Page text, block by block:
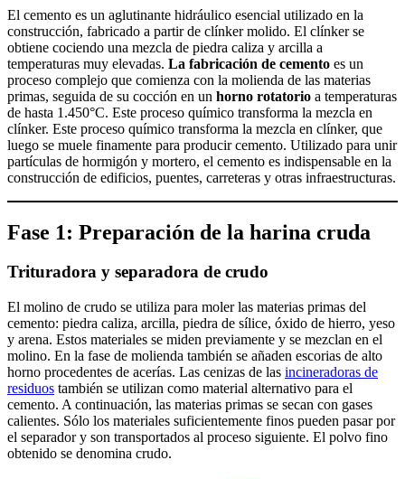
El cemento es un aglutinante hidráulico esencial utilizado en la
construcción, fabricado a partir de clínker molido. El clínker se
obtiene cociendo una mezcla de piedra caliza y arcilla a
temperaturas muy elevadas. La fabricación de cemento es un
proceso complejo que comienza con la molienda de las materias
primas, seguida de su cocción en un horno rotatorio a temperaturas
de hasta 1.450°C. Este proceso químico transforma la mezcla en
clínker. Este proceso químico transforma la mezcla en clínker, que
luego se muele finamente para producir cemento. Utilizado para unir
partículas de hormigón y mortero, el cemento es indispensable en la
construcción de edificios, puentes, carreteras y otras infraestructuras.
Fase 1: Preparación de la harina cruda
Trituradora y separadora de crudo
El molino de crudo se utiliza para moler las materias primas del
cemento: piedra caliza, arcilla, piedra de sílice, óxido de hierro, yeso
y arena. Estos materiales se miden previamente y se mezclan en el
molino. En la fase de molienda también se añaden escorias de alto
horno procedentes de acerías. Las cenizas de las incineradoras de
residuos también se utilizan como material alternativo para el
cemento. A continuación, las materias primas se secan con gases
calientes. Sólo los materiales suficientemente finos pueden pasar por
el separador y son transportados al proceso siguiente. El polvo fino
obtenido se denomina crudo.